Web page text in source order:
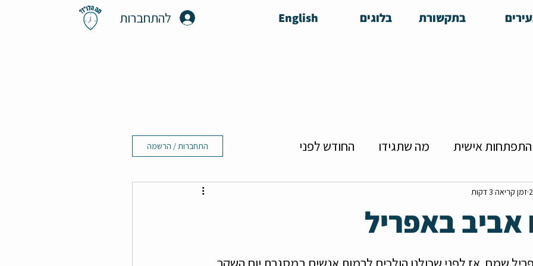
בתקשורת בלוגים English להתחברות
התפתחות אישית מה שתגידו החודש לפני
הזדמנויות להכרויות
התחברות / הרשמה
אביב באפריל
זמן קריאה 3 דקות